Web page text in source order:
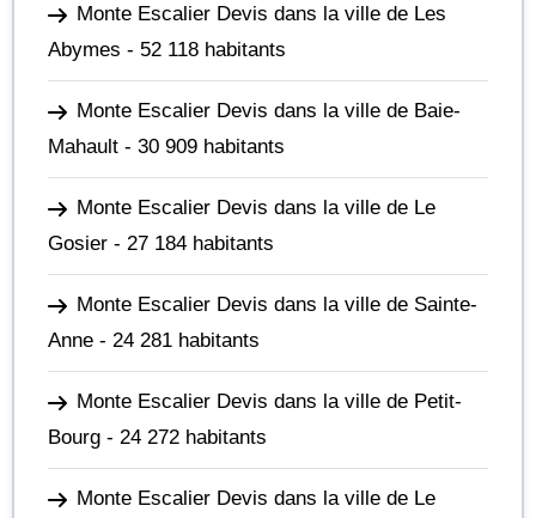
Monte Escalier Devis dans la ville de Les
Abymes - 52 118 habitants
Monte Escalier Devis dans la ville de Baie-
Mahault - 30 909 habitants
Monte Escalier Devis dans la ville de Le
Gosier - 27 184 habitants
Monte Escalier Devis dans la ville de Sainte-
Anne - 24 281 habitants
Monte Escalier Devis dans la ville de Petit-
Bourg - 24 272 habitants
Monte Escalier Devis dans la ville de Le